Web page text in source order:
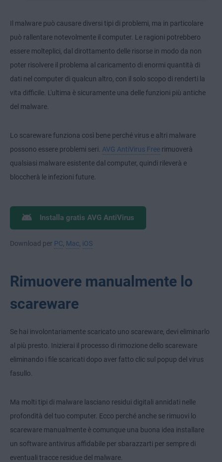
Il malware può causare diversi tipi di problemi, ma in particolare
può rallentare notevolmente il computer. Le ragioni potrebbero
essere molteplici, dal dirottamento delle risorse in modo da non
poter risolvere il problema al caricamento di enormi quantità di
dati nel computer di qualcun altro, con il solo scopo di renderti la
vita difficile. L'ultima è sicuramente una delle funzioni più antiche
del malware.
Lo scareware funziona così bene perché virus e altri malware
possono essere problemi seri. AVG AntiVirus Free rimuoverà
qualsiasi malware esistente dal computer, quindi rileverà e
bloccherà le infezioni future.
Installa gratis AVG AntiVirus
Download per PC Mac iOS
Rimuovere manualmente lo
scareware
Se hai involontariamente scaricato uno scareware, devi eliminarlo
al più presto. Inizierai il processo di rimozione dello scareware
eliminando i file scaricati dopo aver fatto clic sul popup del virus
fasullo.
Ma molti tipi di malware lasciano residui digitali annidati nelle
profondità del tuo computer. Ecco perché anche se rimuovi lo
scareware manualmente è comunque una buona idea installare
un software antivirus affidabile per sbarazzarti per sempre di
eventuali tracce residue del malware.